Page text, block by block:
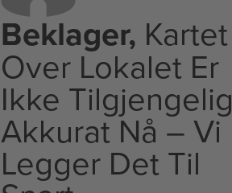
Beklager, Kartet
Over Lokalet Er
Ikke Tilgjengelig
Akkurat Nå – Vi
Legger Det Til